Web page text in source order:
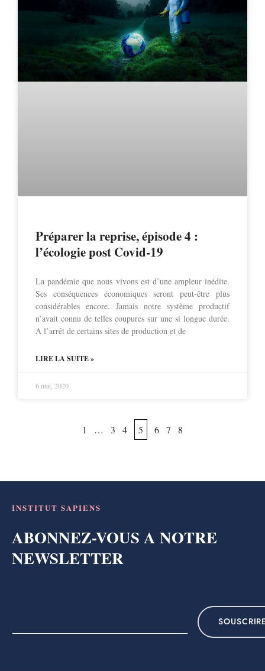
Préparer la reprise, épisode 4 :
l’écologie post Covid-19
La pandémie que nous vivons est d’une ampleur inédite.
Ses conséquences économiques seront peut-être plus
considérables encore. Jamais notre système productif
n’avait connu de telles coupures sur une si longue durée.
A l’arrêt de certains sites de production et de
LIRE LA SUITE »
6 mai, 2020
1 … 3 4 5 6 7 8
INSTITUT SAPIENS
ABONNEZ-VOUS A NOTRE
NEWSLETTER